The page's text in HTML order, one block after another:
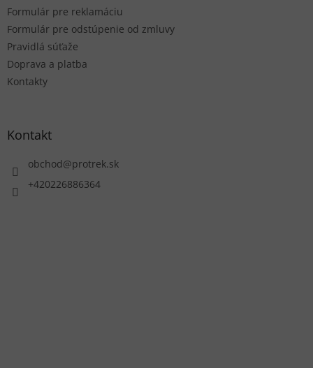
Formulár pre reklamáciu
Formulár pre odstúpenie od zmluvy
Pravidlá súťaže
Doprava a platba
Kontakty
Kontakt
obchod@protrek.sk
+420226886364